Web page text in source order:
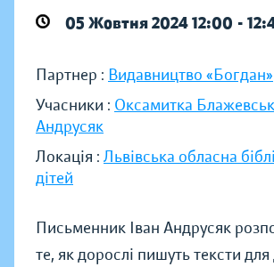
05 Жовтня 2024 12:00 -
Партнер : Видавництво «Богдан»
Учасники : Оксамитка
Андрусяк
Локація : Львівська обласна
дітей
Письменник Іван Андрусяк
те, як дорослі пишуть тексти для